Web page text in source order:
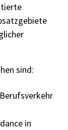
sind:
in